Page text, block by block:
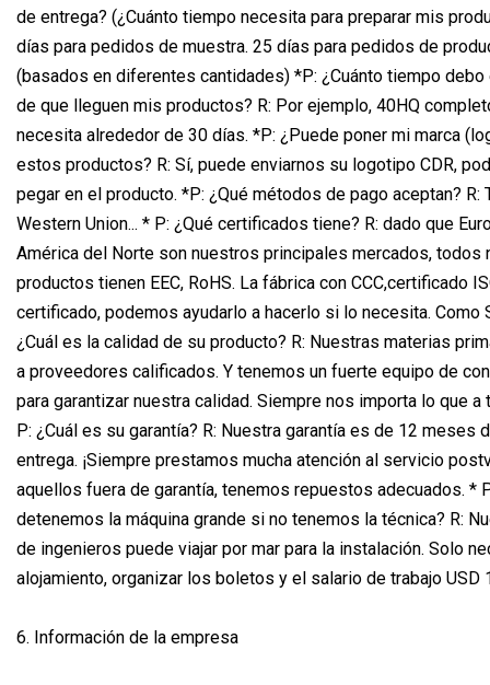
de entrega? (¿Cuánto tiempo necesita para preparar mis
días para pedidos de muestra. 25 días para pedidos de
(basados ​​en diferentes cantidades) *P: ¿Cuánto tiempo
de que lleguen mis productos? R: Por ejemplo, 40HQ
necesita alrededor de 30 días. *P: ¿Puede poner mi marca
estos productos? R: Sí, puede enviarnos su logotipo CDR,
pegar en el producto. *P: ¿Qué métodos de pago aceptan? R:
Western Union... * P: ¿Qué certificados tiene? R: dado que
América del Norte son nuestros principales mercados, todos
productos tienen EEC, RoHS. La fábrica con CCC,certificado
certificado, podemos ayudarlo a hacerlo si lo necesita. Como
¿Cuál es la calidad de su producto? R: Nuestras materias
a proveedores calificados. Y tenemos un fuerte equipo de
para garantizar nuestra calidad. Siempre nos importa lo que
P: ¿Cuál es su garantía? R: Nuestra garantía es de 12 meses
entrega. ¡Siempre prestamos mucha atención al servicio
aquellos fuera de garantía, tenemos repuestos adecuados. *
detenemos la máquina grande si no tenemos la técnica? R:
de ingenieros puede viajar por mar para la instalación. Solo
alojamiento, organizar los boletos y el salario de trabajo USD
6. Información de la empresa